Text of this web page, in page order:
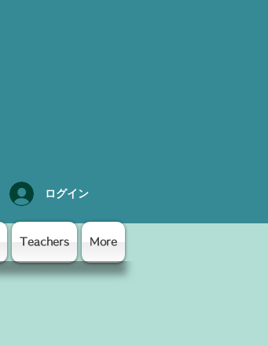
ログイン
Teachers More